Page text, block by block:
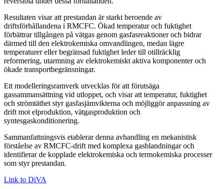
Resultaten visar att prestandan är starkt beroende av
driftsförhållandena i RMCFC. Ökad temperatur och fuktighet
förbättrar tillgången på vätgas genom gasfasreaktioner och bidrar
därmed till den elektrokemiska omvandlingen, medan lägre
temperaturer eller begränsad fuktighet leder till otillräcklig
reformering, utarmning av elektrokemiskt aktiva komponenter och
ökade transportbegränsningar.
Ett modelleringsramverk utvecklas för att förutsäga
gassammansättning vid utloppet, och visar att temperatur, fuktighet
och strömtäthet styr gasfasjämvikterna och möjliggör anpassning av
drift mot elproduktion, vätgasproduktion och
syntesgaskonditionering.
Sammanfattningsvis etablerar denna avhandling en mekanistisk
förståelse av RMCFC-drift med komplexa gasblandningar och
identifierar de kopplade elektrokemiska och termokemiska processer
som styr prestandan.
Link to DiVA